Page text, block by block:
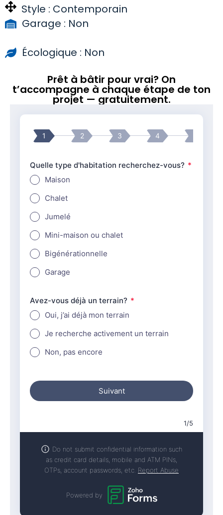
Style : Contemporain
Garage : Non
Écologique : Non
Prêt à bâtir pour vrai? On
t’accompagne à chaque étape de ton
projet — gratuitement.